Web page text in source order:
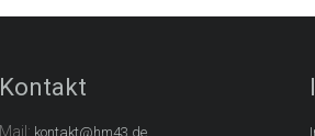
Kontakt
Mail: kontakt@hm43.de